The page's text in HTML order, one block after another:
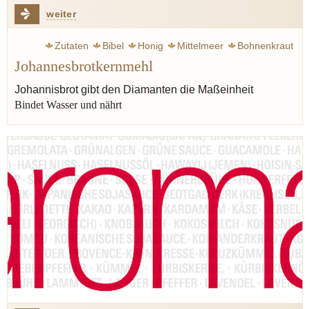
weiter
Zutaten Bibel Honig Mittelmeer
Bohnenkraut
Johannesbrotkernmehl
Johannisbrot gibt den Diamanten die Maßeinheit
Bindet Wasser und nährt